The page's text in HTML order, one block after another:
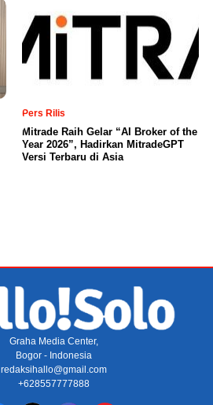
Pers Rilis
Mitrade Raih Gelar “AI Broker of the
Year 2026”, Hadirkan MitradeGPT
Versi Terbaru di Asia
Graha Media Center,
Bogor - Indonesia
redaksihallo@gmail.com
+628557777888